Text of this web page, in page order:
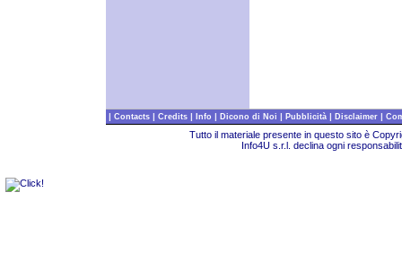
| Contacts | Credits | Info | Dicono di Noi | Pubblicità | Disclaimer |
Tutto il materiale presente in questo sito è
Info4U s.r.l. declina ogni